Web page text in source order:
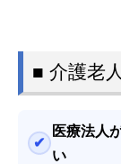
■ 介護老
医療法人
い